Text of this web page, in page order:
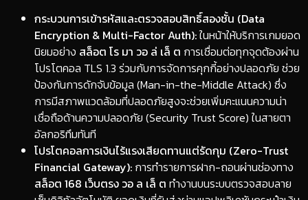
กระบวนการเข้ารหัสและตรวจสอบสิทธิ์สองชั้น (Data
Encryption & Multi-Factor Auth):ในหน้าให้บริการเกมยอด
นิยมอย่าง สล็อต โร มา วอ ล่ เล็ ต การเชื่อมต่อทุกจุดต้องผ่าน
โปรโตคอล TLS 1.3 ร่วมกับการจัดการคุกกี้อย่างปลอดภัย ช่วย
ป้องกันการดักจับข้อมูล (Man-in-the-Middle Attack) ซึ่ง
การมีสภาพแวดล้อมที่ปลอดภัยสูงจะช่วยเพิ่มคะแนนความน่า
เชื่อถือด้านความปลอดภัย (Security Trust Score) ในสายตา
อัลกอริทึมทันที
โปรโตคอลการเงินไร้แรงเสียดทานแต่รัดกุม (Zero-Trust
Financial Gateway): การทำรายการฝาก-ถอนผ่านช่องทาง
สล็อต 168 เว็บตรง วอ ล เล็ ต ทำงานบนระบบตรวจสอบลาย